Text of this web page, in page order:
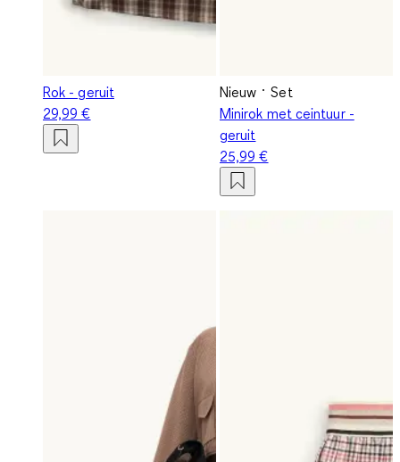
Rok - geruit
29,99 €
Nieuw
Set
Minirok met ceintuur -
geruit
25,99 €